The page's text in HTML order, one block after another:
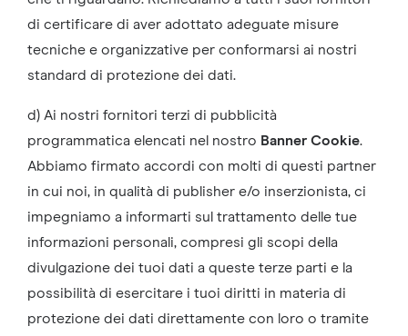
di certificare di aver adottato adeguate misure
tecniche e organizzative per conformarsi ai nostri
standard di protezione dei dati.
d) Ai nostri fornitori terzi di pubblicità
programmatica elencati nel nostro Banner Cookie.
Abbiamo firmato accordi con molti di questi partner
in cui noi, in qualità di publisher e/o inserzionista, ci
impegniamo a informarti sul trattamento delle tue
informazioni personali, compresi gli scopi della
divulgazione dei tuoi dati a queste terze parti e la
possibilità di esercitare i tuoi diritti in materia di
protezione dei dati direttamente con loro o tramite